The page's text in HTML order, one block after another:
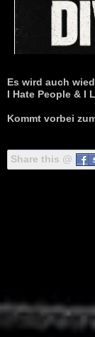
Es wird auch
I Hate People & I
Kommt vorbei
Share this @